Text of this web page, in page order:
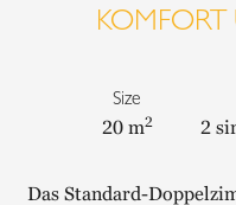
Size
20 m2 2
Das Standard-